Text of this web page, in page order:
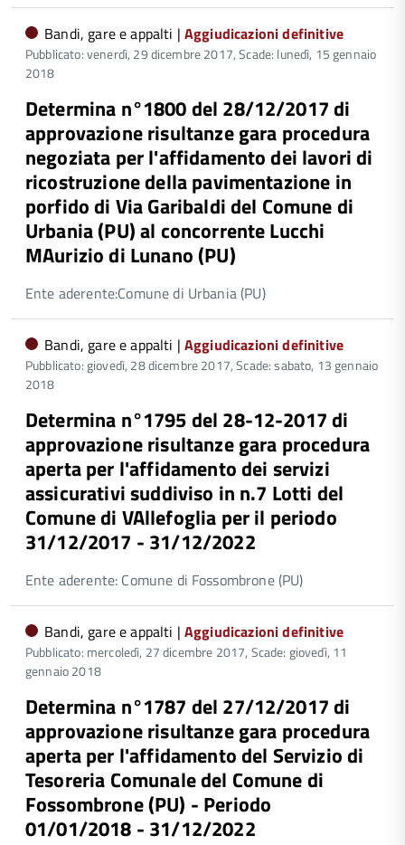
Bandi, gare e appalti |Aggiudicazioni definitive
Pubblicato: venerdì, 29 dicembre 2017,Scade: lunedì, 15 gennaio
2018
Determina n°1800 del 28/12/2017 di
approvazione risultanze gara procedura
negoziata per l'affidamento dei lavori di
ricostruzione della pavimentazione in
porfido di Via Garibaldi del Comune di
Urbania (PU) al concorrente Lucchi
MAurizio di Lunano (PU)
Ente aderente:Comune di Urbania (PU)
Bandi, gare e appalti |Aggiudicazioni definitive
Pubblicato: giovedì, 28 dicembre 2017,Scade: sabato, 13 gennaio
2018
Determina n°1795 del 28-12-2017 di
approvazione risultanze gara procedura
aperta per l'affidamento dei servizi
assicurativi suddiviso in n.7 Lotti del
Comune di VAllefoglia per il periodo
31/12/2017 - 31/12/2022
Ente aderente: Comune di Fossombrone (PU)
Bandi, gare e appalti |Aggiudicazioni definitive
Pubblicato: mercoledì, 27 dicembre 2017, Scade: giovedì, 11
gennaio 2018
Determina n°1787 del 27/12/2017 di
approvazione risultanze gara procedura
aperta per l'affidamento del Servizio di
Tesoreria Comunale del Comune di
Fossombrone (PU) - Periodo
01/01/2018 - 31/12/2022